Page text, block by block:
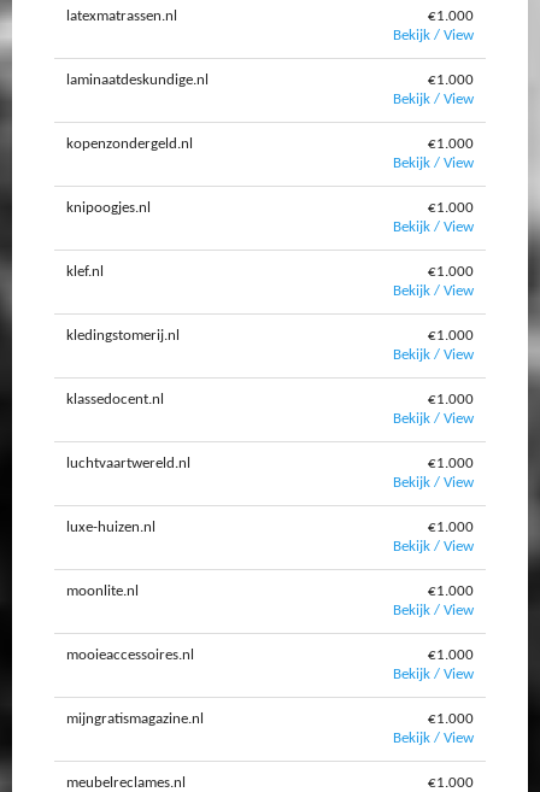
latexmatrassen.nl
€1.000
Bekijk / View
laminaatdeskundige.nl
€1.000
Bekijk / View
kopenzondergeld.nl
€1.000
Bekijk / View
knipoogjes.nl
€1.000
Bekijk / View
klef.nl
€1.000
Bekijk / View
kledingstomerij.nl
€1.000
Bekijk / View
klassedocent.nl
€1.000
Bekijk / View
luchtvaartwereld.nl
€1.000
Bekijk / View
luxe-huizen.nl
€1.000
Bekijk / View
moonlite.nl
€1.000
Bekijk / View
mooieaccessoires.nl
€1.000
Bekijk / View
mijngratismagazine.nl
€1.000
Bekijk / View
meubelreclames.nl
€1.000